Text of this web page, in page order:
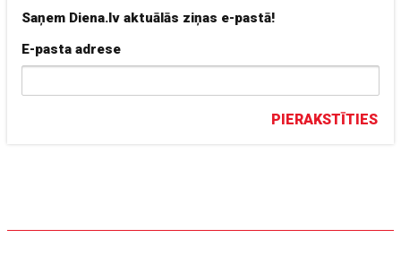
Saņem Diena.lv aktuālās ziņas e-pastā!
E-pasta adrese
PIERAKSTĪTIES